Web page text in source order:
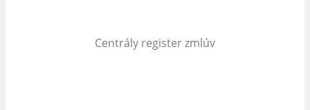
Centrály register zmlúv